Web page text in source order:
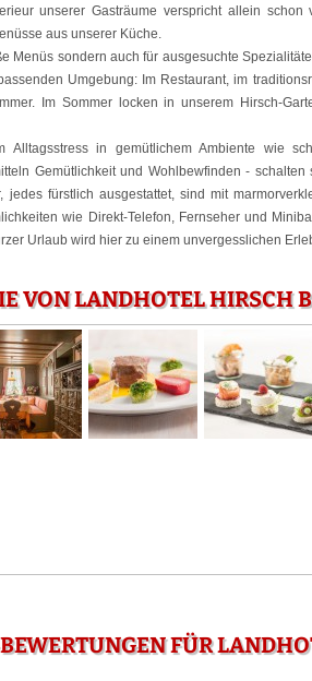
unserer Gasträume verspricht allein schon
aus unserer Küche.
Menüs sondern auch für ausgesuchte
Umgebung: Im Restaurant, im
Im Sommer locken in unserem Hirsch-
Alltagsstress in gemütlichem Ambiente wie
Gemütlichkeit und Wohlbewfinden -
jedes fürstlich ausgestattet, sind mit
wie Direkt-Telefon, Fernseher und
Urlaub wird hier zu einem unvergesslichen
VON LANDHOTEL HIRSCH
FÜR